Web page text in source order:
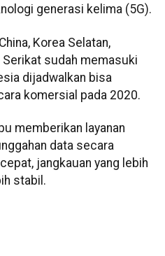
generasi kelima (5G).
Korea Selatan,
sudah memasuki
dijadwalkan bisa
komersial pada 2020.
memberikan layanan
data secara
jangkauan yang lebih
stabil.